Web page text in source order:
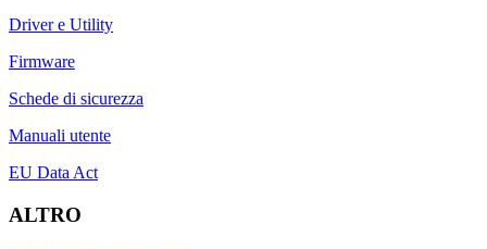
Driver e Utility
Firmware
Schede di sicurezza
Manuali utente
EU Data Act
ALTRO